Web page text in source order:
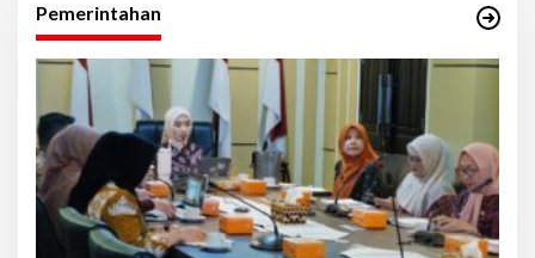
Pemerintahan